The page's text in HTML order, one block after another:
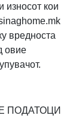
износот кои
вредноста
овие
ПОДАТОЦИ